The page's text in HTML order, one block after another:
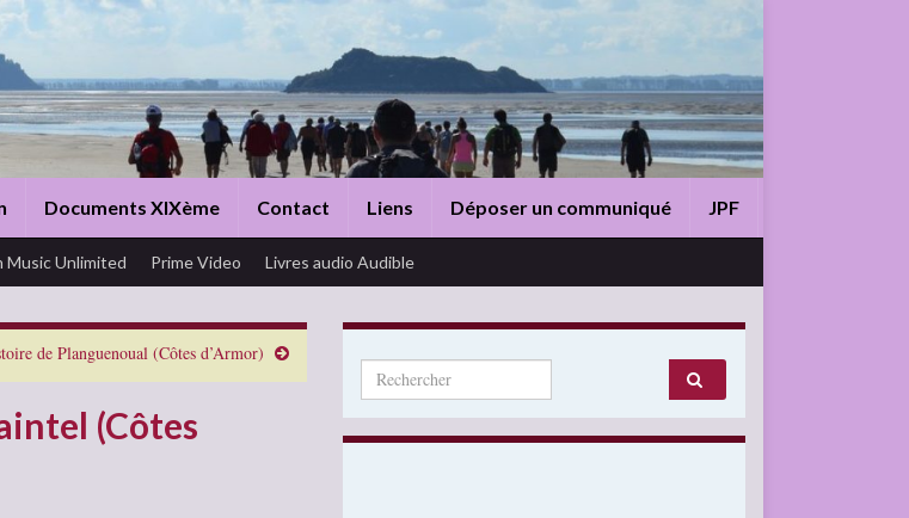
Documents XIXème Contact Liens Déposer un communiqué JPF
Music Unlimited Prime Video Livres audio Audible
de Planguenoual (Côtes d’Armor)
(Côtes
Search for: